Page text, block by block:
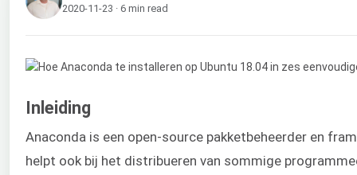
2020-11-23 · 6 min read
Inleiding
Anaconda is een open-source pakketbeheerder en
helpt ook bij het distribueren van sommige